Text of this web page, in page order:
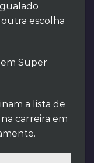
escolha
Super
a lista de
carreira em